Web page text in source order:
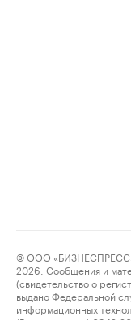
© ООО
2026. Сообщения и
(свидетельство о
выдано Федеральной
информационных